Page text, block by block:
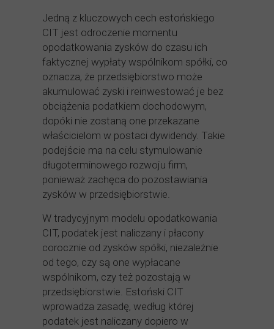
Jedną z kluczowych cech estońskiego
CIT jest odroczenie momentu
opodatkowania zysków do czasu ich
faktycznej wypłaty wspólnikom spółki, co
oznacza, że przedsiębiorstwo może
akumulować zyski i reinwestować je bez
obciążenia podatkiem dochodowym,
dopóki nie zostaną one przekazane
właścicielom w postaci dywidendy. Takie
podejście ma na celu stymulowanie
długoterminowego rozwoju firm,
ponieważ zachęca do pozostawiania
zysków w przedsiębiorstwie.
W tradycyjnym modelu opodatkowania
CIT, podatek jest naliczany i płacony
corocznie od zysków spółki, niezależnie
od tego, czy są one wypłacane
wspólnikom, czy też pozostają w
przedsiębiorstwie. Estoński CIT
wprowadza zasadę, według której
podatek jest naliczany dopiero w